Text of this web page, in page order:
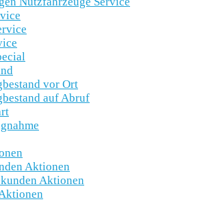
vor Ort
auf Abruf
Aktionen
Aktionen